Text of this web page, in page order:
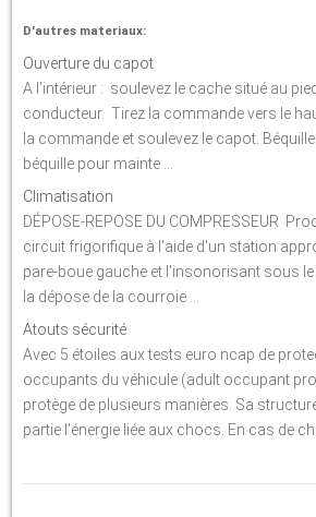
D'autres materiaux:
Ouverture du capot
A l'intérieur : soulevez le cache situé au
conducteur. Tirez la commande vers le
la commande et soulevez le capot.
béquille pour mainte ...
Climatisation
DÉPOSE-REPOSE DU COMPRESSEUR
circuit frigorifique à l'aide d'un station
pare-boue gauche et l'insonorisant sous
la dépose de la courroie ...
Atouts sécurité
Avec 5 étoiles aux tests euro ncap de
occupants du véhicule (adult occupant
protège de plusieurs manières. Sa
partie l'énergie liée aux chocs. En cas de